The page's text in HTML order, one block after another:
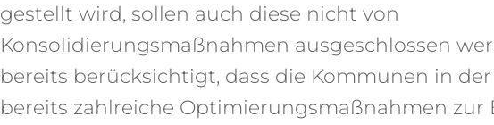
gestellt wird, sollen auch diese nicht von
Konsolidierungsmaßnahmen ausgeschlossen
bereits berücksichtigt, dass die Kommunen in
bereits zahlreiche Optimierungsmaßnahmen zur